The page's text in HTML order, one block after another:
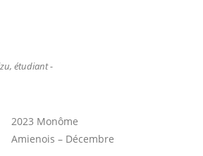
étudiant -
2023 Monôme
Amienois – Décembre